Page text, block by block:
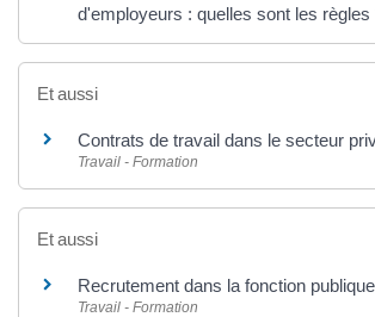
d'employeurs : quelles sont les règles
Et aussi
Contrats de travail dans le secteur
Travail - Formation
Et aussi
Recrutement dans la fonction publique
Travail - Formation